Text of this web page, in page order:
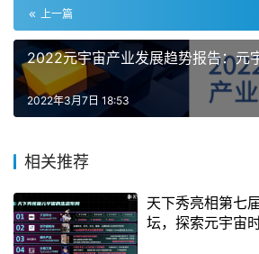
上一篇
2022元宇宙产业发展趋势报告：元
2022年3月7日 18:53
相关推荐
天下秀亮相第七
坛，探索元宇宙